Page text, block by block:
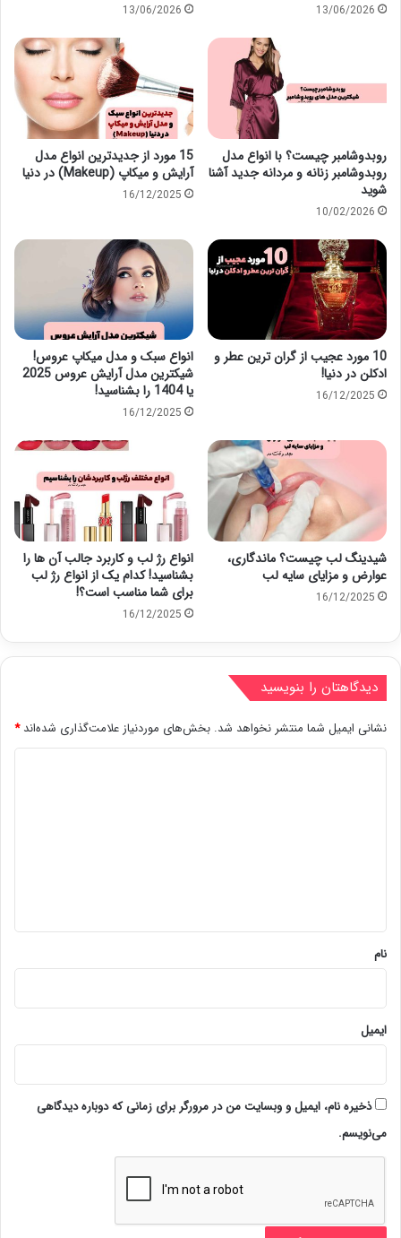
13/06/2026
13/06/2026
روبدوشامبر چیست؟ با انواع مدل
روبدوشامبر زنانه و مردانه جدید آشنا
شوید
10/02/2026
15 مورد از جدیدترین انواع مدل
آرایش و میکاپ (Makeup) در دنیا
16/12/2025
10 مورد عجیب از گران ترین عطر و
ادکلن در دنیا!
16/12/2025
انواع سبک و مدل میکاپ عروس!
شیکترین مدل آرایش عروس 2025
یا 1404 را بشناسید!
16/12/2025
شیدینگ لب چیست؟ ماندگاری،
عوارض و مزایای سایه لب
16/12/2025
انواع رژ لب و کاربرد جالب آن ها را
بشناسید! کدام یک از انواع رژ لب
برای شما مناسب است؟!
16/12/2025
دیدگاهتان را بنویسید
نشانی ایمیل شما منتشر نخواهد شد. بخش‌های موردنیاز علامت‌گذاری شده‌اند*
نام
ایمیل
ذخیره نام، ایمیل و وبسایت من در مرورگر برای زمانی که دوباره دیدگاهی
می‌نویسم.